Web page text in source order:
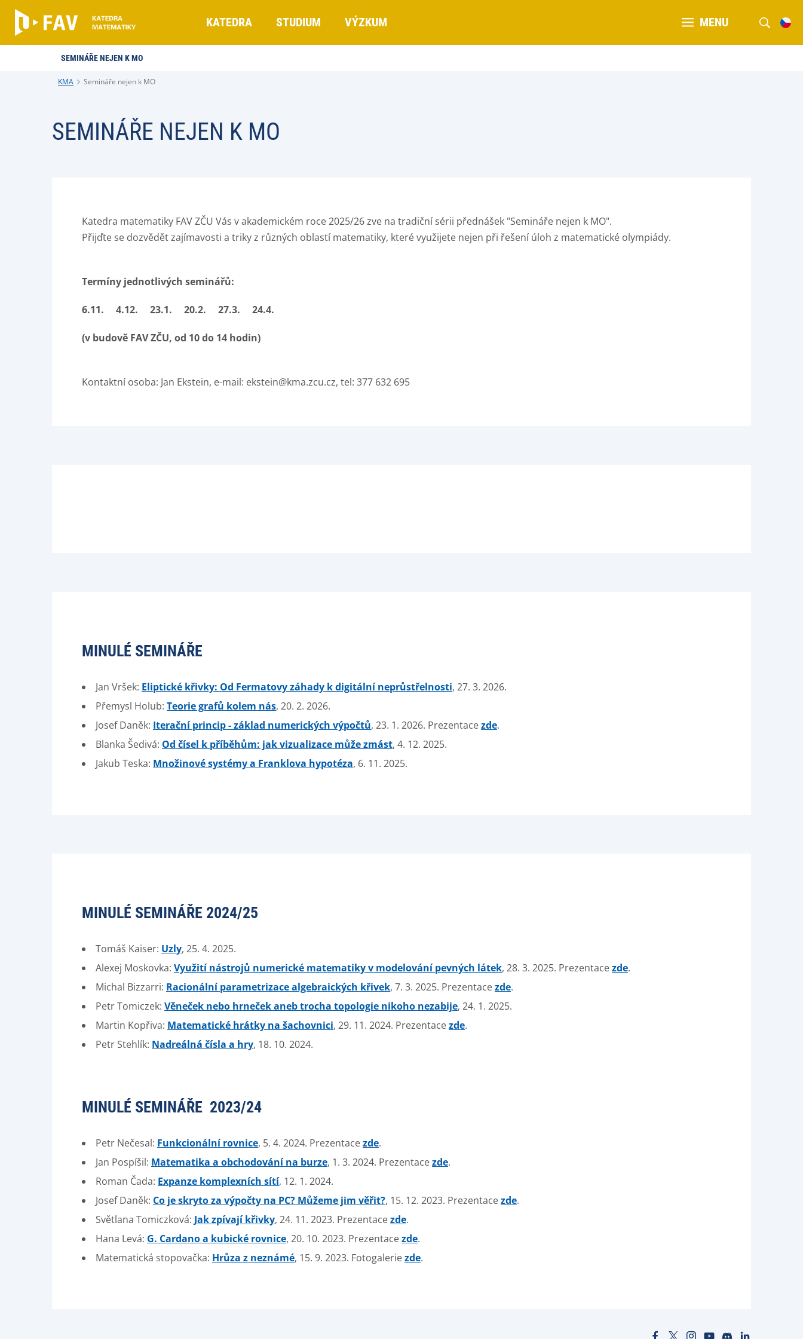
KATEDRA STUDIUM VÝZKUM MENU
SEMINÁŘE NEJEN K MO
KMA Semináře nejen k MO
SEMINÁŘE NEJEN K MO
Katedra matematiky FAV ZČU Vás v akademickém roce 2025/26 zve na tradiční sérii přednášek "Semináře nejen k MO".
Přijďte se dozvědět zajímavosti a triky z různých oblastí matematiky, které využijete nejen při řešení úloh z matematické olympiády.
Termíny jednotlivých seminářů:
6.11. 4.12. 23.1. 20.2. 27.3. 24.4.
(v budově FAV ZČU, od 10 do 14 hodin)
Kontaktní osoba: Jan Ekstein, e-mail: ekstein@kma.zcu.cz, tel: 377 632 695
MINULÉ SEMINÁŘE
Jan Vršek: Eliptické křivky: Od Fermatovy záhady k digitální neprůstřelnosti, 27. 3. 2026.
Přemysl Holub: Teorie grafů kolem nás, 20. 2. 2026.
Josef Daněk: Iterační princip - základ numerických výpočtů, 23. 1. 2026. Prezentacezde.
Blanka Šedivá: Od čísel k příběhům: jak vizualizace může zmást, 4. 12. 2025.
Jakub Teska: Množinové systémy a Franklova hypotéza, 6. 11. 2025.
MINULÉ SEMINÁŘE 2024/25
Tomáš Kaiser: Uzly, 25. 4. 2025.
Alexej Moskovka: Využití nástrojů numerické matematiky v modelování pevných látek, 28. 3. 2025. Prezentacezde.
Michal Bizzarri: Racionální parametrizace algebraických křivek, 7. 3. 2025. Prezentacezde.
Petr Tomiczek: Věneček nebo hrneček aneb trocha topologie nikoho nezabije, 24. 1. 2025.
Martin Kopřiva: Matematické hrátky na šachovnici, 29. 11. 2024. Prezentacezde.
Petr Stehlík: Nadreálná čísla a hry, 18. 10. 2024.
MINULÉ SEMINÁŘE 2023/24
Petr Nečesal: Funkcionální rovnice, 5. 4. 2024. Prezentacezde.
Jan Pospíšil: Matematika a obchodování na burze, 1. 3. 2024. Prezentacezde.
Roman Čada: Expanze komplexních sítí, 12. 1. 2024.
Josef Daněk: Co je skryto za výpočty na PC? Můžeme jim věřit?, 15. 12. 2023. Prezentacezde.
Světlana Tomiczková: Jak zpívají křivky, 24. 11. 2023. Prezentacezde.
Hana Levá: G. Cardano a kubické rovnice, 20. 10. 2023. Prezentacezde.
Matematická stopovačka: Hrůza z neznámé, 15. 9. 2023. Fotogaleriezde.